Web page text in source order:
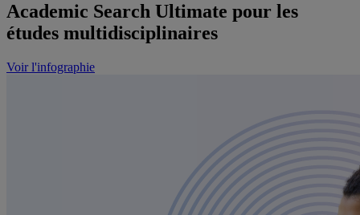
Academic Search Ultimate pour les
études multidisciplinaires
Voir l'infographie